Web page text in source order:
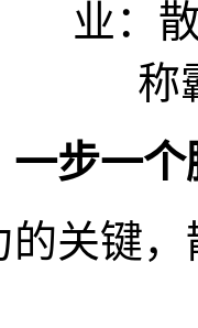
一步一个
关键